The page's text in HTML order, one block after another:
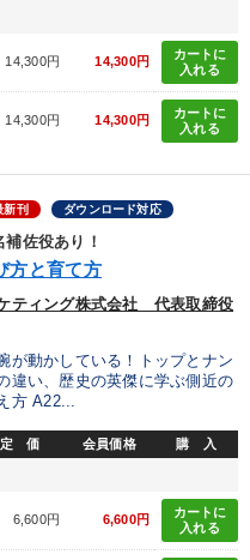
からお探しいただけます
薦 ベンチャー M&A
ディング
一流人 賃金制度
松下幸之助
ただけます。
14,300円 14,300円
カートに
入れる
14,300円 14,300円
カートに
入れる
新刊 ダウンロード対応
佐役あり！
方と育て方
ティング株式会社 代表取締役
が動かしている！トップとナン
違い、歴史の英傑に学ぶ側近の
方 A22...
定 価 会員価格 購 入
6,600円 6,600円
カートに
入れる